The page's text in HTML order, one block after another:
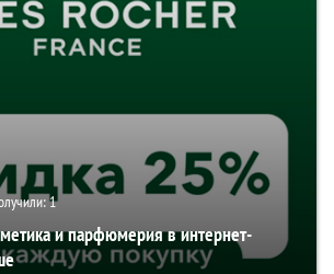
1
и парфюмерия в интернет-